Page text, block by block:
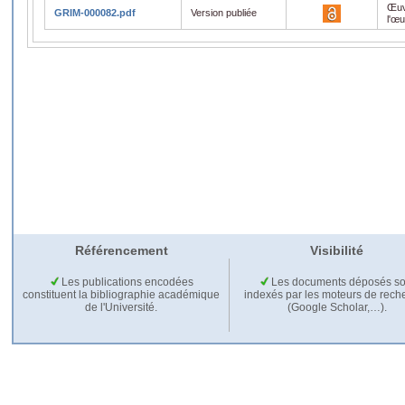
GRIM-000082.pdf Version publiée
Référencement Visibilité
Les publications encodées
constituent la bibliographie académique
de l'Université.
Les documents déposés
indexés par les moteurs de
(Google Scholar,…).